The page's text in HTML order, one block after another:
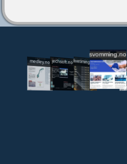
medley.no jechsoft.nolivetiming.medley.no
svomming.no